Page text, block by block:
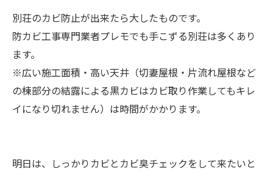
別荘のカビ防止が出来たら大したものです。
防カビ工事専門業者プレモでも手こずる別荘は多くあり
ます。
※広い施工面積・高い天井（切妻屋根・片流れ屋根など
の棟部分の結露による黒カビはカビ取り作業してもキレ
イになり切れません）は時間がかかります。
明日は、しっかりカビとカビ臭チェックをして来たいと